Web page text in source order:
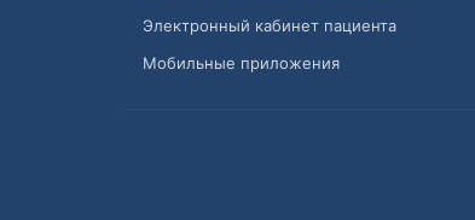
Электронный кабинет пациента
Мобильные приложения